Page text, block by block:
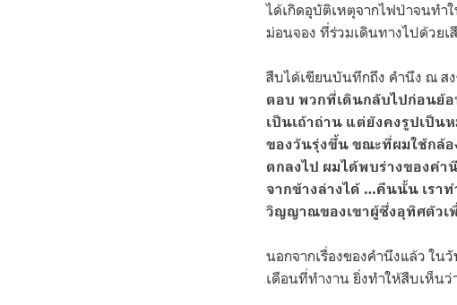
ได้เกิดอุบัติเหตุจากไฟป่าจนท
ม่อนจอง ที่ร่วมเดินทางไปด้วยเ
สืบได้เขียนบันทึกถึง คำนึง ณ สง
ตอบ พวกที่เดินกลับไปก่อนย้
เป็นเถ้าถ่าน แต่ยังคงรูปเป็น
ของวันรุ่งขึ้น ขณะที่ผมใช้กล้อ
ตกลงไป ผมได้พบร่างของคำ
จากข้างล่างได้ …คืนนั้น เรา
วิญญาณของเขาผู้ซึ่งอุทิศตัวเ
นอกจากเรื่องของคำนึงแล้ว ใ
เดือนที่ทำงาน ยิ่งทำให้สืบเห็น